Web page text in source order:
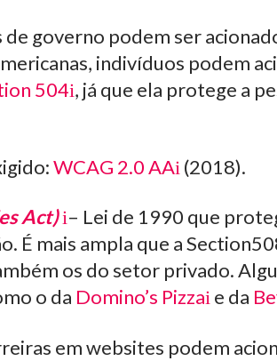
governo podem ser
indivíduos podem
504 , já que ela protege a
WCAG 2.0 AA (2018).
Act) – Lei de 1990 que
É mais ampla que a
os do setor privado.
o da Domino’s Pizza e da
em websites podem